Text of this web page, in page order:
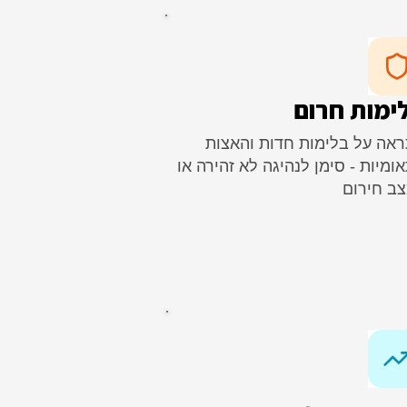
חרום
על בלימות חדות והאצות
- סימן לנהיגה לא זהירה או
חירום